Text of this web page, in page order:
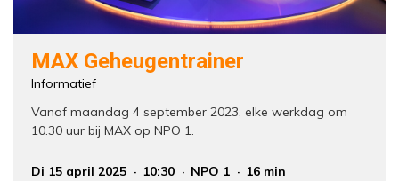
MAX Geheugentrainer
Informatief
Vanaf maandag 4 september 2023, elke werkdag om
10.30 uur bij MAX op NPO 1.
Di 15 april 2025 10:30 NPO 1
16 min